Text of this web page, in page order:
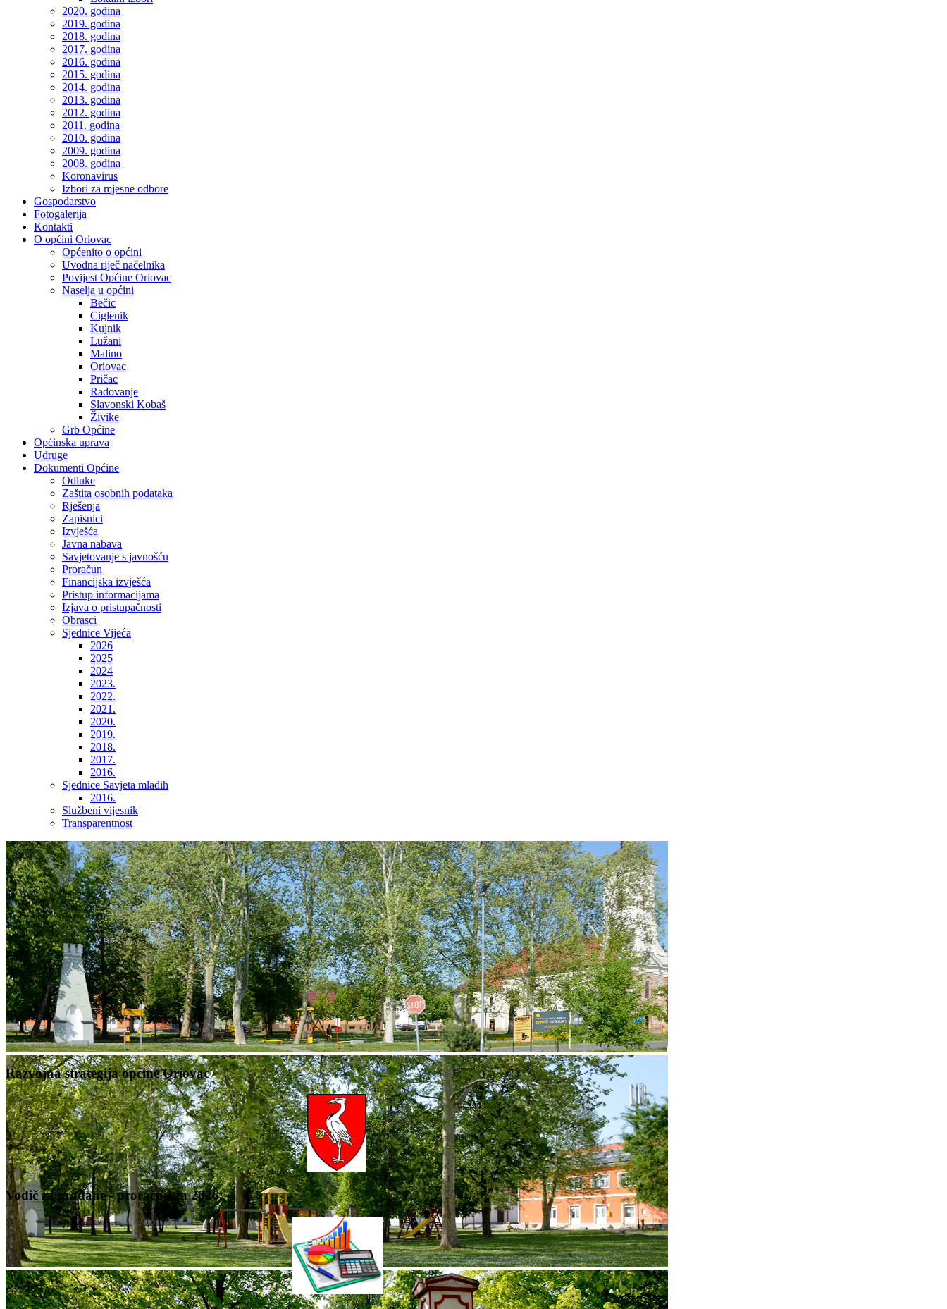
2020. godina
2019. godina
2018. godina
2017. godina
2016. godina
2015. godina
2014. godina
2013. godina
2012. godina
2011. godina
2010. godina
2009. godina
2008. godina
Koronavirus
Izbori za mjesne odbore
Gospodarstvo
Fotogalerija
Kontakti
O općini Oriovac
Općenito o općini
Uvodna riječ načelnika
Povijest Općine Oriovac
Naselja u općini
Bečic
Ciglenik
Kujnik
Lužani
Malino
Oriovac
Pričac
Radovanje
Slavonski Kobaš
Živike
Grb Općine
Općinska uprava
Udruge
Dokumenti Općine
Odluke
Zaštita osobnih podataka
Rješenja
Zapisnici
Izvješća
Javna nabava
Savjetovanje s javnošću
Proračun
Financijska izvješća
Pristup informacijama
Izjava o pristupačnosti
Obrasci
Sjednice Vijeća
2026
2025
2024
2023.
2022.
2021.
2020.
2019.
2018.
2017.
2016.
Sjednice Savjeta mladih
2016.
Službeni vijesnik
Transparentnost
Razvojna strategija općine Oriovac
Vodič za građane - proračun za 2026.